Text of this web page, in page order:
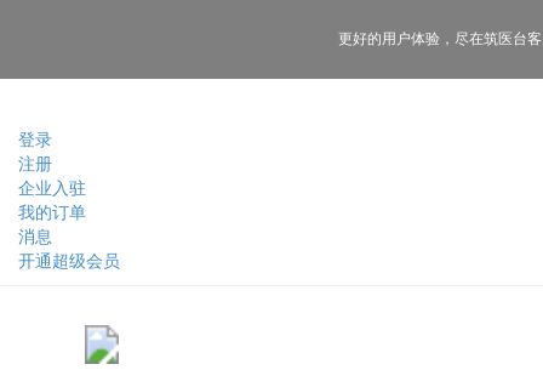
登录
注册
企业入驻
我的订单
消息
开通超级会员
更好的用户体验， 尽在筑医台